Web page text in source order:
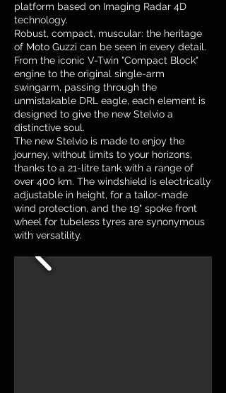
platform based on Imaging Radar 4D
technology.
Robust, compact, muscular: the heritage
of Moto Guzzi can be seen in every detail.
From the iconic V-Twin "Compact Block"
engine to the original single-arm
swingarm, passing through the
unmistakable DRL eagle, each element is
designed to give the new Stelvio a
distinctive soul.
The new Stelvio is made to enjoy the
journey, without limits to your horizons,
thanks to a 21-litre tank with a range of
over 400 km. The windshield is electrically
adjustable in height, for a tailor-made
wind protection, and the 19" spoke front
wheel for tubeless tyres are synonymous
with versatility.